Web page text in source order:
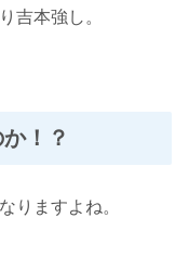
吉本強し。
！？
りますよね。